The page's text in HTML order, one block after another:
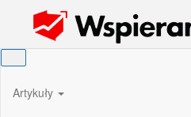
Wspieram Rozwój PL
Artykuły